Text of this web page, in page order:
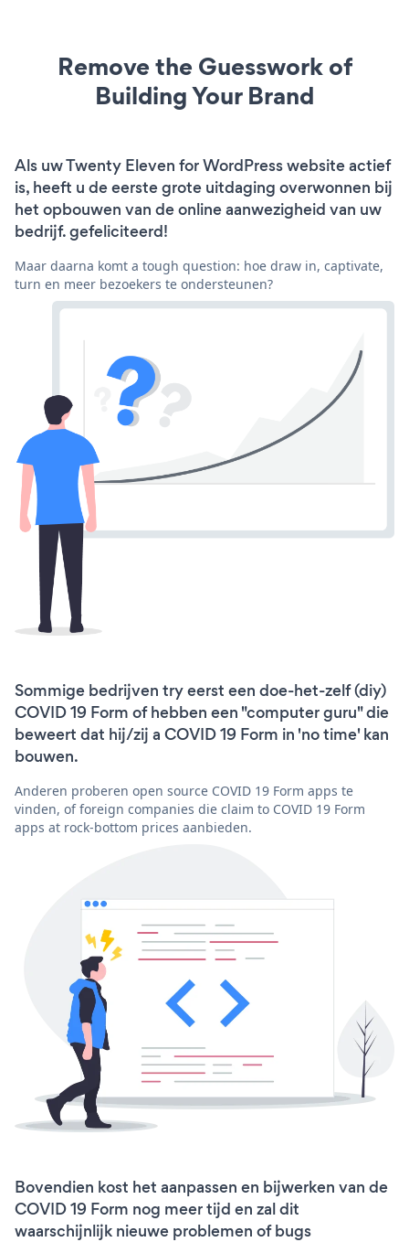
Remove the Guesswork of
Building Your Brand
Als uw Twenty Eleven for WordPress website actief
is, heeft u de eerste grote uitdaging overwonnen bij
het opbouwen van de online aanwezigheid van uw
bedrijf. gefeliciteerd!
Maar daarna komt a tough question: hoe draw in, captivate,
turn en meer bezoekers te ondersteunen?
Sommige bedrijven try eerst een doe-het-zelf (diy)
COVID 19 Form of hebben een "computer guru" die
beweert dat hij/zij a COVID 19 Form in 'no time' kan
bouwen.
Anderen proberen open source COVID 19 Form apps te
vinden, of foreign companies die claim to COVID 19 Form
apps at rock-bottom prices aanbieden.
Bovendien kost het aanpassen en bijwerken van de
COVID 19 Form nog meer tijd en zal dit
waarschijnlijk nieuwe problemen of bugs